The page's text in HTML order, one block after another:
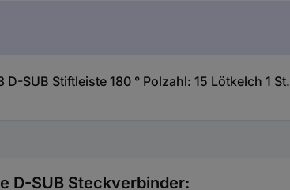
D-SUB Stiftleiste 180 ° Polzahl: 15 Lötkelch 1 St.
D-SUB Steckverbinder: